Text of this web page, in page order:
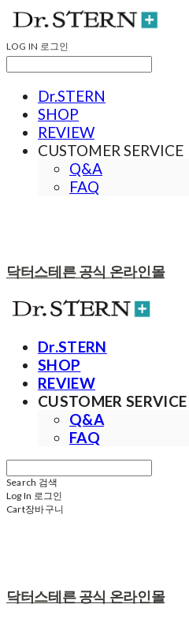
LOG IN 로그인
Dr.STERN
SHOP
REVIEW
CUSTOMER SERVICE
Q&A
FAQ
닥터스테른 공식 온라인몰
Dr.STERN
SHOP
REVIEW
CUSTOMER SERVICE
Q&A
FAQ
Search 검색
Log In 로그인
Cart장바구니
닥터스테른 공식 온라인몰